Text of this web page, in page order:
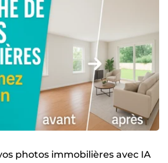
photos immobilières avec IA